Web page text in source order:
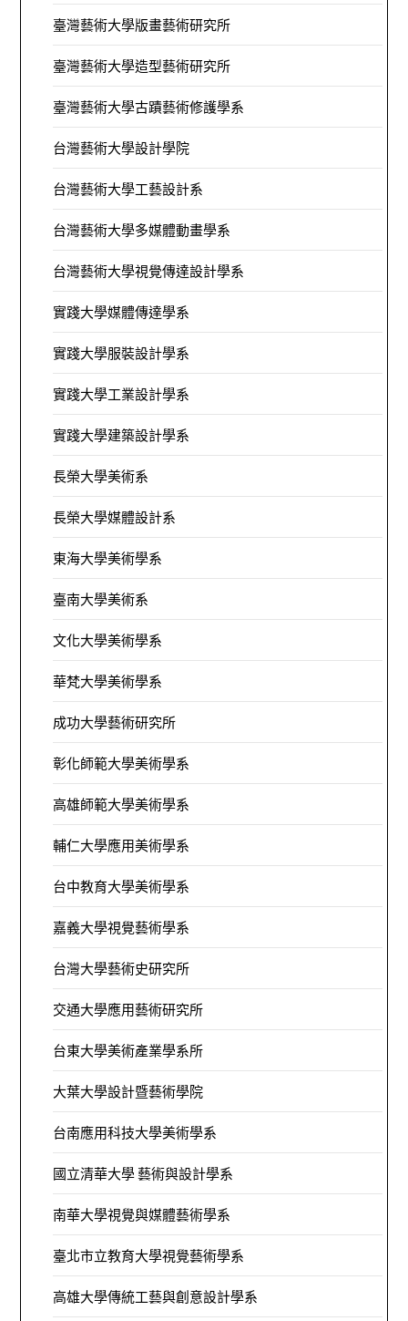
臺灣藝術大學版畫藝術研究所
臺灣藝術大學造型藝術研究所
臺灣藝術大學古蹟藝術修護學系
台灣藝術大學設計學院
台灣藝術大學工藝設計系
台灣藝術大學多媒體動畫學系
台灣藝術大學視覺傳達設計學系
實踐大學媒體傳達學系
實踐大學服裝設計學系
實踐大學工業設計學系
實踐大學建築設計學系
長榮大學美術系
長榮大學媒體設計系
東海大學美術學系
臺南大學美術系
文化大學美術學系
華梵大學美術學系
成功大學藝術研究所
彰化師範大學美術學系
高雄師範大學美術學系
輔仁大學應用美術學系
台中教育大學美術學系
嘉義大學視覺藝術學系
台灣大學藝術史研究所
交通大學應用藝術研究所
台東大學美術產業學系所
大葉大學設計暨藝術學院
台南應用科技大學美術學系
國立清華大學 藝術與設計學系
南華大學視覺與媒體藝術學系
臺北市立教育大學視覺藝術學系
高雄大學傳統工藝與創意設計學系